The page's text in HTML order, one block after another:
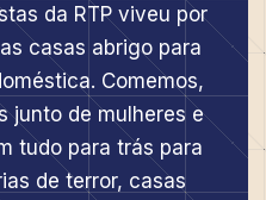
da RTP viveu por
casas abrigo para
Comemos,
junto de mulheres e
tudo para trás para
de terror, casas